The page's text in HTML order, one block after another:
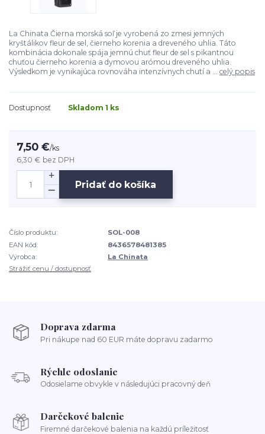
La Chinata Čierna morská soľ je vyrobená zo zmesi jemných
kryštálikov fleur de sel, čierneho korenia a dreveného uhlia. Táto
kombinácia dokonale spája jemnú chuť fleur de sel s pikantnou
chuťou čierneho korenia a dymovou arómou dreveného uhlia.
Výsledkom je vynikajúca rovnováha intenzívnych chutí a ... celý popis
Dostupnosť Skladom 1 ks
7,50 €/ks
6,30 € bez DPH
Pridať do košíka
Číslo produktu:
SOL-008
EAN kód:
8436578481385
Výrobca:
La Chinata
Strážiť cenu / dostupnosť
Doprava zdarma
Pri nákupe nad 60 EUR máte dopravu zadarmo
Rýchle odoslanie
Odosielame obvykle v následujúci pracovný deň
Darčekové balenie
Firemné darčekové balenia na každú príležitosť